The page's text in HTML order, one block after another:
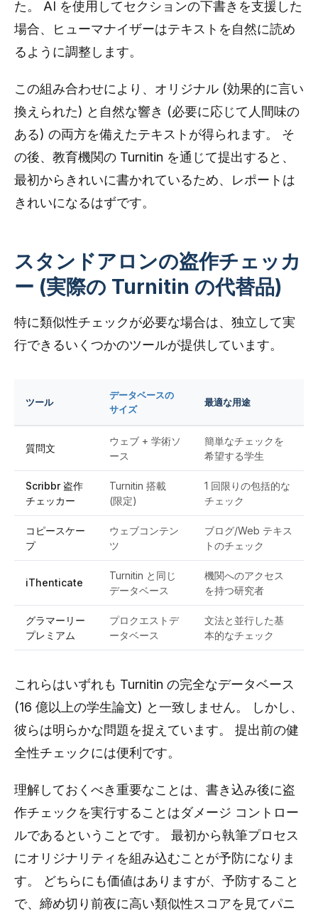
た。 AI を使用してセクションの下書きを支援した
場合、ヒューマナイザーはテキストを自然に読め
るように調整します。
この組み合わせにより、オリジナル (効果的に言い
換えられた) と自然な響き (必要に応じて人間味の
ある) の両方を備えたテキストが得られます。 そ
の後、教育機関の Turnitin を通じて提出すると、
最初からきれいに書かれているため、レポートは
きれいになるはずです。
スタンドアロンの盗作チェッカ
ー (実際の Turnitin の代替品)
特に類似性チェックが必要な場合は、独立して実
行できるいくつかのツールが提供しています。
ツール
データベースの
サイズ
最適な用途
質問文
ウェブ + 学術ソ
ース
簡単なチェックを
希望する学生
Scribbr 盗作
チェッカー
Turnitin 搭載
(限定)
1 回限りの包括的な
チェック
コピースケー
プ
ウェブコンテン
ツ
ブログ/Web テキス
トのチェック
iThenticate
Turnitin と同じ
データベース
機関へのアクセス
を持つ研究者
グラマーリー
プレミアム
プロクエストデ
ータベース
文法と並行した基
本的なチェック
これらはいずれも Turnitin の完全なデータベース
(16 億以上の学生論文) と一致しません。 しかし、
彼らは明らかな問題を捉えています。 提出前の健
全性チェックには便利です。
理解しておくべき重要なことは、書き込み後に盗
作チェックを実行することはダメージ コントロー
ルであるということです。 最初から執筆プロセス
にオリジナリティを組み込むことが予防になりま
す。 どちらにも価値はありますが、予防すること
で、締め切り前夜に高い類似性スコアを見てパニ